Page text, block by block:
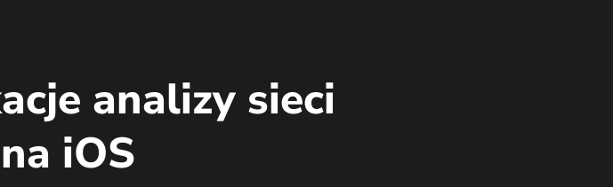
analizy sieci
iOS